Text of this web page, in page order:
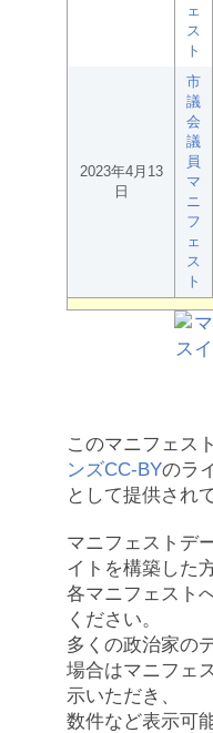
ェ
ス
ト
2023年4月13
日
市
議
会
議
員
マ
ニ
フ
ェ
ス
ト
このマニフェス
ンズCC-BYのラ
として提供され
マニフェストデ
イトを構築した
各マニフェスト
ください。
多くの政治家の
場合はマニフェ
示いただき、
数件など表示可